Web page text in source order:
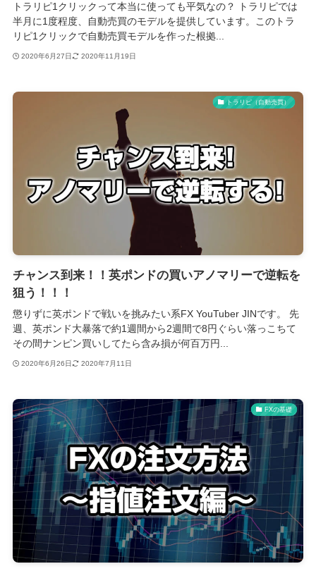
トラリピ1クリックって本当に使っても平気なの？ トラリピでは
半月に1度程度、自動売買のモデルを提供しています。このトラ
リピ1クリックで自動売買モデルを作った根拠...
2020年6月27日 2020年11月19日
トラリピ（自動売買）
チャンス到来！！英ポンドの買いアノマリーで逆転を
狙う！！！
懲りずに英ポンドで戦いを挑みたい系FX YouTuber JINです。 先
週、英ポンド大暴落で約1週間から2週間で8円ぐらい落っこちて
その間ナンピン買いしてたら含み損が何百万円...
2020年6月26日 2020年7月11日
FXの基礎